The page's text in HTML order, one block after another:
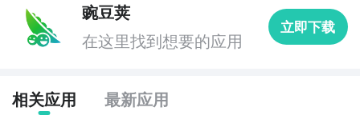
作效率。
10. 《PDF阅读器》- PDF阅读器是一款用于打开和阅读
索，提供多种阅读模式和导航功能，方便用户浏览和管
理文档。
豌豆荚
在这里找到想要的应用
立即下载
相关应用 最新应用